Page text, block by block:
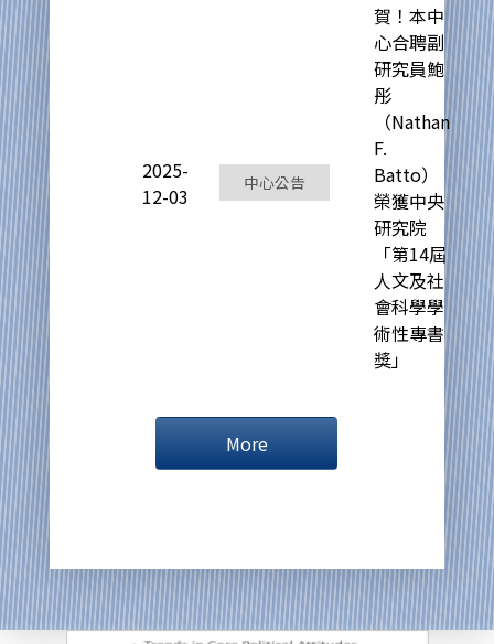
2025-
12-03
中心公告
賀！本中
心合聘副
研究員鮑
彤
（Nathan
F.
Batto）
榮獲中央
研究院
「第14屆
人文及社
會科學學
術性專書
獎」
More